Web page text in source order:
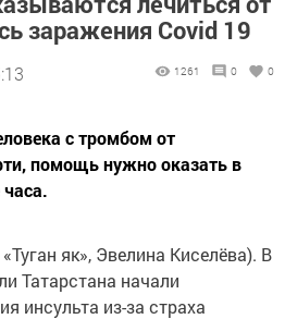
заражения Covid 19
1261 0 0
с тромбом от
помощь нужно оказать в
як», Эвелина Киселёва). В
Татарстана начали
инсульта из-за страха